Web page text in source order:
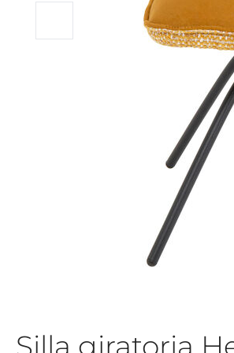
Silla giratoria